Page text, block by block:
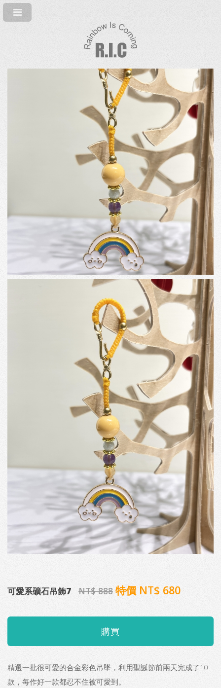
可愛系礦石吊飾7 NT$ 888 特價 NT$ 680
精選一批很可愛的合金彩色吊墜，利用聖誕節前兩天完成了10
款，每作好一款都忍不住被可愛到。